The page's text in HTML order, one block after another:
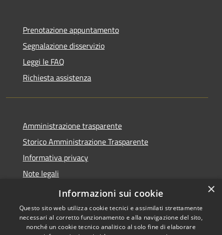
Prenotazione appuntamento
Segnalazione disservizio
Leggi le FAQ
Richiesta assistenza
Amministrazione trasparente
Storico Amministrazione Trasparente
Informativa privacy
Note legali
Dichiarazione di accessibilità
×
Informazioni sui cookie
Questo sito web utilizza cookie tecnici e assimilati strettamente
necessari al corretto funzionamento e alla navigazione del sito,
nonché un cookie tecnico analitico al solo fine di elaborare